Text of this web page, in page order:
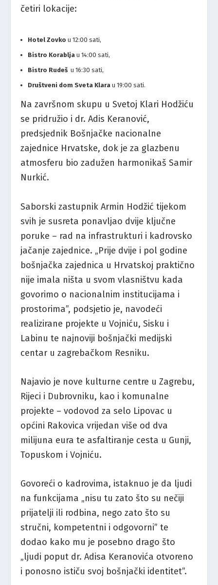
četiri lokacije:
Hotel Zovko u 12:00 sati,
Bistro Korablja u 14:00 sati,
Bistro Rudeš u 16:30 sati,
Društveni dom Sveta Klarau 19:00 sati.
Na završnom skupu u Svetoj Klari Hodžiću
se pridružio i dr. Adis Keranović,
predsjednik Bošnjačke nacionalne
zajednice Hrvatske, dok je za glazbenu
atmosferu bio zadužen harmonikaš Samir
Nurkić.
Saborski zastupnik Armin Hodžić tijekom
svih je susreta ponavljao dvije ključne
poruke – rad na infrastrukturi i kadrovsko
jačanje zajednice. „Prije dvije i pol godine
bošnjačka zajednica u Hrvatskoj praktično
nije imala ništa u svom vlasništvu kada
govorimo o nacionalnim institucijama i
prostorima”, podsjetio je, navodeći
realizirane projekte u Vojniću, Sisku i
Labinu te najnoviji bošnjački medijski
centar u zagrebačkom Resniku.
Najavio je nove kulturne centre u Zagrebu,
Rijeci i Dubrovniku, kao i komunalne
projekte – vodovod za selo Lipovac u
općini Rakovica vrijedan više od dva
milijuna eura te asfaltiranje cesta u Gunji,
Topuskom i Vojniću.
Govoreći o kadrovima, istaknuo je da ljudi
na funkcijama „nisu tu zato što su nečiji
prijatelji ili rodbina, nego zato što su
stručni, kompetentni i odgovorni” te
dodao kako mu je posebno drago što
„ljudi poput dr. Adisa Keranovića otvoreno
i ponosno ističu svoj bošnjački identitet”.